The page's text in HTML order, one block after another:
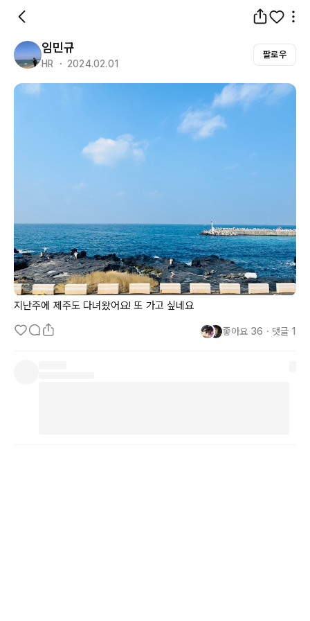
임민규
HR ・ 2024.02.01
팔로우
좋아요 36 ・ 댓글 1